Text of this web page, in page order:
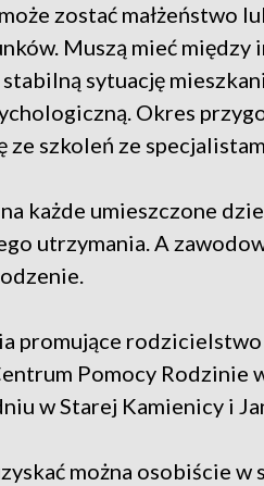
zostać małżeństwo
Muszą mieć
sytuację
Okres
ze szkoleń ze
każde umieszczone
utrzymania. A
promujące
Pomocy Rodzinie
w Starej Kamienicy i
można osobiście